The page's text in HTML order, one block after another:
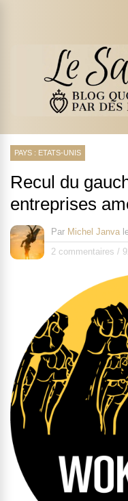
PAYS : ETATS-UNIS
Recul du
entreprises
Par Michel Janva
2 commentaires /